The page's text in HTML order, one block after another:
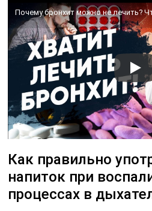
Как правильно
напиток при
процессах в